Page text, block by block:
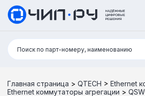
Поиск:
Поиск по парт-номеру, наименованию
Главная страница > QTECH > Ethernet
Ethernet коммутаторы агрегации >